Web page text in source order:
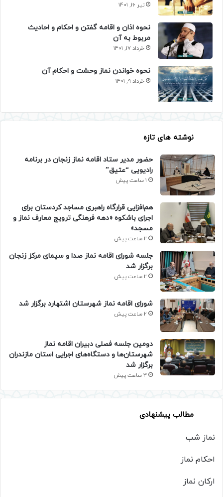
تیر 16, 1401
نحوه اذان و اقامه گفتن و احکام و احادیث
مربوط به آن
خرداد 17, 1401
نحوه خواندن نماز وحشت و احکام آن
خرداد 9, 1401
نوشته های تازه
حضور مدیر ستاد اقامه نماز زنجان در برنامه
رادیویی “عتیق”
1 ساعت پیش
هم‌افزایی قرارگاه راهبری مساجد کردستان برای
اجرای باشکوه «دهه فرهنگی ترویج معارف نماز و
مسجد»
2 ساعت پیش
جلسه شورای اقامه نماز صدا و سیمای مرکز زنجان
برگزار شد
2 ساعت پیش
شورای اقامه نماز شهرستان اشتهارد برگزار شد
2 ساعت پیش
دومین جلسه فصلی دبیران اقامه نماز
شهرستان‌ها و دستگاه‌های اجرایی استان مازندران
برگزار شد
3 ساعت پیش
مطالب پیشنهادی
نماز شب
احکام نماز
ارکان نماز